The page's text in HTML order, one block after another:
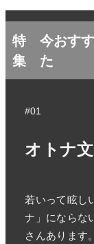
特
集
今おす
た
#01
オトナ
若いって眩し
ナ」にならな
さんあります